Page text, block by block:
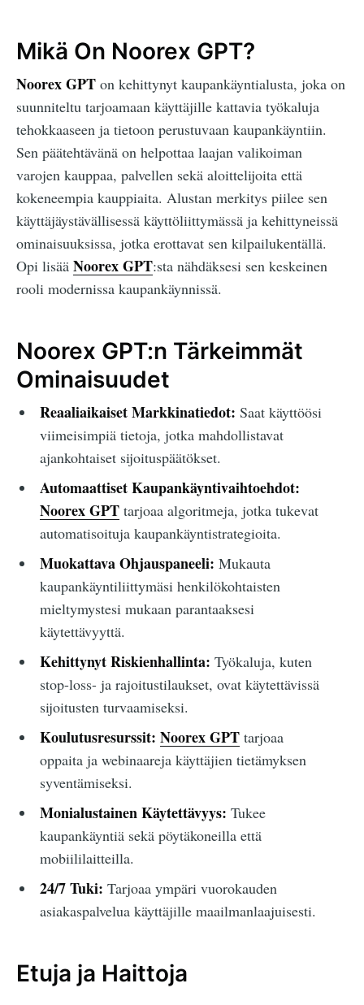
Mikä On Noorex GPT?
Noorex GPT on kehittynyt kaupankäyntialusta, joka on
suunniteltu tarjoamaan käyttäjille kattavia työkaluja
tehokkaaseen ja tietoon perustuvaan kaupankäyntiin.
Sen päätehtävänä on helpottaa laajan valikoiman
varojen kauppaa, palvellen sekä aloittelijoita että
kokeneempia kauppiaita. Alustan merkitys piilee sen
käyttäjäystävällisessä käyttöliittymässä ja kehittyneissä
ominaisuuksissa, jotka erottavat sen kilpailukentällä.
Opi lisää Noorex GPT:sta nähdäksesi sen keskeinen
rooli modernissa kaupankäynnissä.
Noorex GPT:n Tärkeimmät
Ominaisuudet
Reaaliaikaiset Markkinatiedot: Saat käyttöösi
viimeisimpiä tietoja, jotka mahdollistavat
ajankohtaiset sijoituspäätökset.
Automaattiset Kaupankäyntivaihtoehdot:
Noorex GPTtarjoaa algoritmeja, jotka tukevat
automatisoituja kaupankäyntistrategioita.
Muokattava Ohjauspaneeli: Mukauta
kaupankäyntiliittymäsi henkilökohtaisten
mieltymystesi mukaan parantaaksesi
käytettävyyttä.
Kehittynyt Riskienhallinta: Työkaluja, kuten
stop-loss- ja rajoitustilaukset, ovat käytettävissä
sijoitusten turvaamiseksi.
Koulutusresurssit: Noorex GPTtarjoaa
oppaita ja webinaareja käyttäjien tietämyksen
syventämiseksi.
Monialustainen Käytettävyys: Tukee
kaupankäyntiä sekä pöytäkoneilla että
mobiililaitteilla.
24/7 Tuki: Tarjoaa ympäri vuorokauden
asiakaspalvelua käyttäjille maailmanlaajuisesti.
Etuja ja Haittoja